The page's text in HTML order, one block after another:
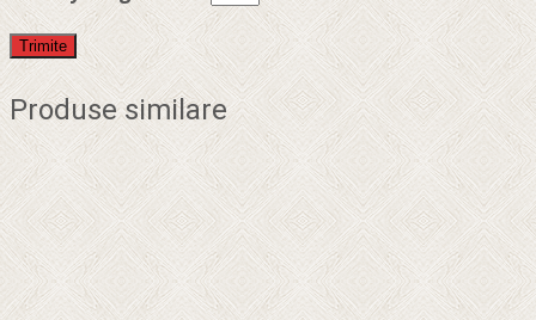
Produse similare